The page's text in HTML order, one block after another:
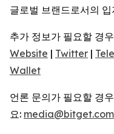
글로벌 브랜드로서의
추가 정보가 필요할 경
Website | Twitter |
Wallet
언론 문의가 필요할 경
요: media@bitget.com